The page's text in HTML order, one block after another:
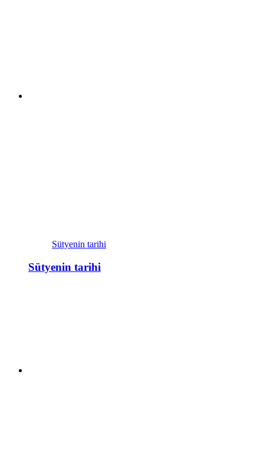
Sütyenin tarihi
Sütyenin tarihi